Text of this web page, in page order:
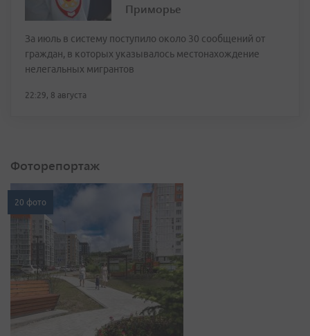
Приморье
За июль в систему поступило около 30 сообщений от
граждан, в которых указывалось местонахождение
нелегальных мигрантов
22:29, 8 августа
Фоторепортаж
20 фото